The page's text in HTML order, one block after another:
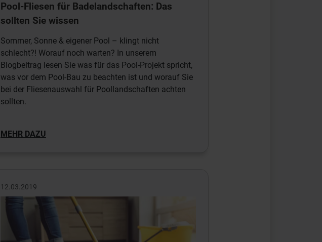
Pool-Fliesen für Badelandschaften: Das
sollten Sie wissen
Sommer, Sonne & eigener Pool – klingt nicht
schlecht?! Worauf noch warten? In unserem
Blogbeitrag lesen Sie was für das Pool-Projekt spricht,
was vor dem Pool-Bau zu beachten ist und worauf Sie
bei der Fliesenauswahl für Poollandschaften achten
sollten.
MEHR DAZU
12.03.2019